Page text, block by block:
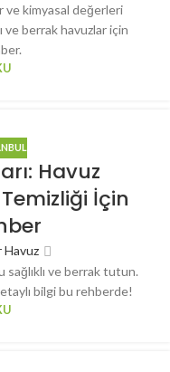
ve kimyasal değerleri
ve berrak havuzlar için
Havuz
İçin
Havuz
sağlıklı ve berrak tutun.
bilgi bu rehberde!